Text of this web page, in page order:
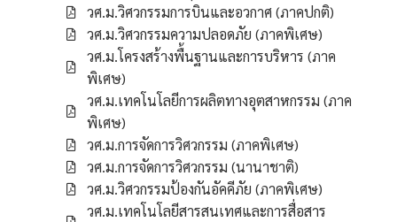
วศ.ม.วิศวกรรมการบินและอวกาศ (ภาคปกติ)
วศ.ม.วิศวกรรมความปลอดภัย (ภาคพิเศษ)
วศ.ม.โครงสร้างพื้นฐานและการบริหาร (ภาค
พิเศษ)
วศ.ม.เทคโนโลยีการผลิตทางอุตสาหกรรม (ภาค
พิเศษ)
วศ.ม.การจัดการวิศวกรรม (ภาคพิเศษ)
วศ.ม.การจัดการวิศวกรรม (นานาชาติ)
วศ.ม.วิศวกรรมป้องกันอัคคีภัย (ภาคพิเศษ)
วศ.ม.เทคโนโลยีสารสนเทศและการสื่อสาร